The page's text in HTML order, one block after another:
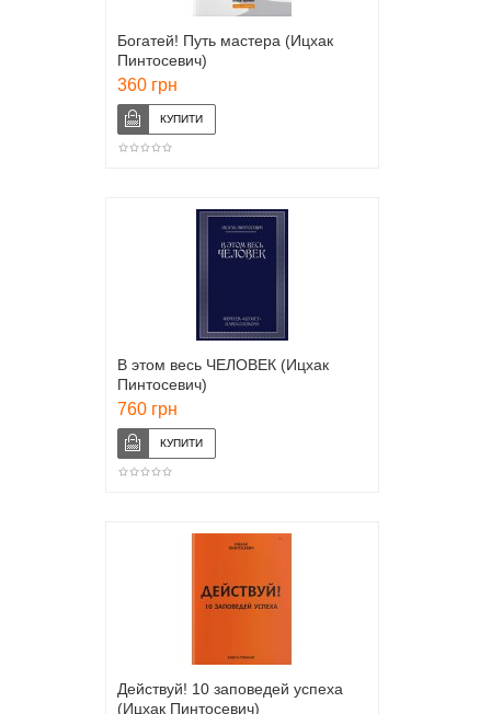
Богатей! Путь мастера (Ицхак
Пинтосевич)
360 грн
В этом весь ЧЕЛОВЕК (Ицхак
Пинтосевич)
760 грн
Действуй! 10 заповедей успеха
(Ицхак Пинтосевич)